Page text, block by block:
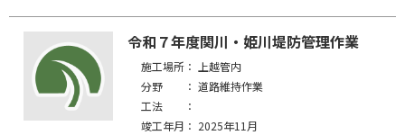
令和７年度関川・姫川堤防管理作業
施工場所：
上越管内
分野 ： 道路維持作業
工法 ：
竣工年月： 2025年11月